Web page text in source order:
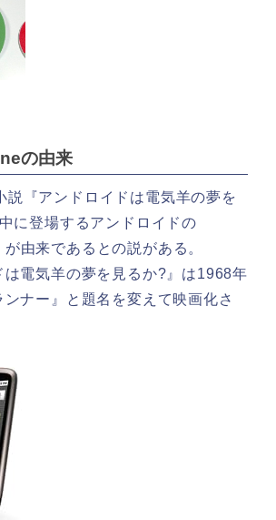
の由来
説『アンドロイドは電気羊の夢を
に登場するアンドロイドの
が由来であるとの説がある。
は電気羊の夢を見るか?』は1968年
ナー』と題名を変えて映画化さ